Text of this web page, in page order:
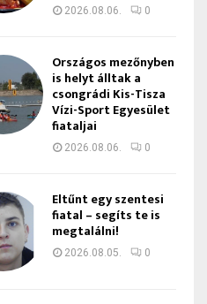
2026.08.06. 0
Országos mezőnyben
is helyt álltak a
csongrádi Kis-Tisza
Vízi-Sport Egyesület
fiataljai
2026.08.06. 0
Eltűnt egy szentesi
fiatal – segíts te is
megtalálni!
2026.08.05. 0